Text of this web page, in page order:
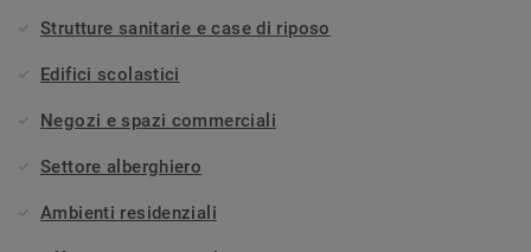
Strutture sanitarie e case di riposo
Edifici scolastici
Negozi e spazi commerciali
Settore alberghiero
Ambienti residenziali